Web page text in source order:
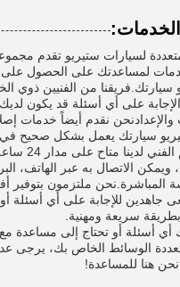
لسيارات ستيريو تقدم
لمساعدتك على الحصول
سيارتك.فريقنا من الفنيين ذوي
على أي أسئلة قد يكون
والإعدادنحن نقدم أيضاً خدمات
سيارتك يعمل بشكل صحيح في
ويمكن الاتصال به عبر الهاتف،
المباشرة.نحن ملتزمون
للإجابة على أي أسئلة
سريعة ومهنية.
أي أسئلة أو تحتاج إلى مساعدة
الوسائط الخاص بك، يرجى
نحن هنا للمساعدة!